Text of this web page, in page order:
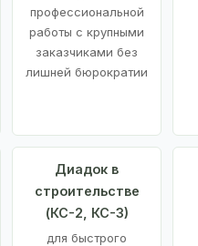
профессиональной
работы с крупными
заказчиками без
лишней бюрократии
Диадок в
строительстве
(КС-2, КС-3)
для быстрого